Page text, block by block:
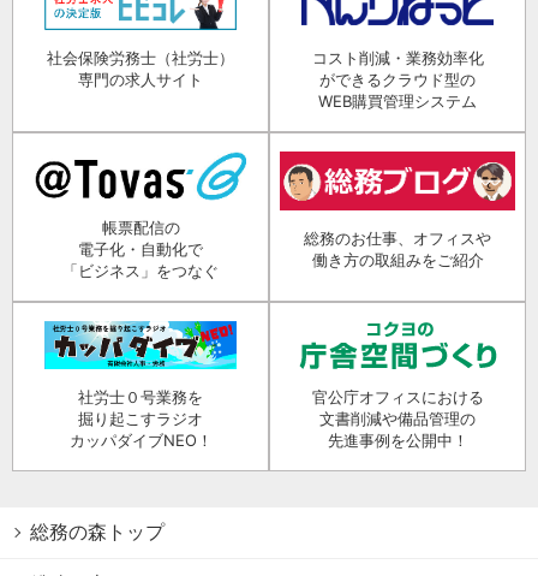
社会保険労務士（社労士）
専門の求人サイト
コスト削減・業務効率化
ができるクラウド型の
WEB購買管理システム
帳票配信の
電子化・自動化で
「ビジネス」をつなぐ
総務のお仕事、オフィスや
働き方の取組みをご紹介
社労士０号業務を
掘り起こすラジオ
カッパダイブNEO！
官公庁オフィスにおける
文書削減や備品管理の
先進事例を公開中！
総務の森トップ